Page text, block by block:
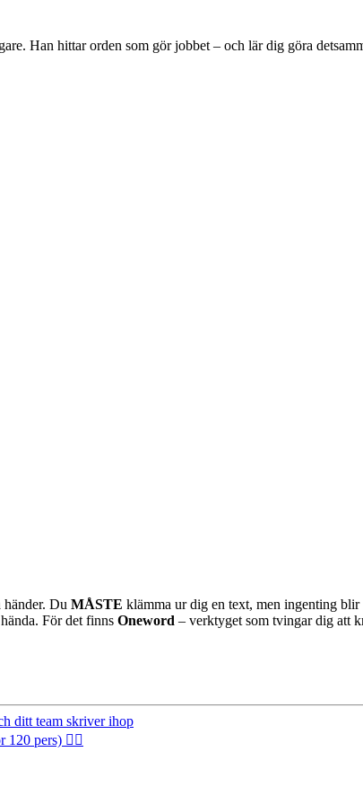
Han hittar orden som gör jobbet – och lär dig göra
Du MÅSTE klämma ur dig en text, men ingenting
För det finns Oneword – verktyget som tvingar dig att
ditt team skriver ihop
120 pers) 🤦‍♂️